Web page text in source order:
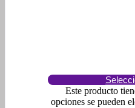
Este producto
opciones se pueden